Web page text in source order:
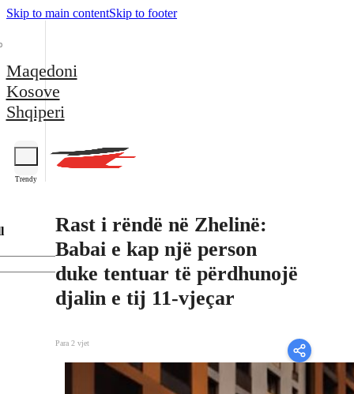
Skip to main contentSkip to footer
Maqedoni
Kosove
Shqiperi
Trendy
Rast i rëndë në Zhelinë:
Babai e kap një person
duke tentuar të përdhunojë
djalin e tij 11-vjeçar
Para 2 vjet